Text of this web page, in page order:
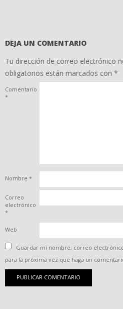
DEJA UN COMENTARIO
Tu dirección de correo electrónico
obligatorios están marcados con *
Comentario
*
Nombre *
Correo
electrónico
*
Web
Guardar mi nombre, correo
para la próxima vez que haga un